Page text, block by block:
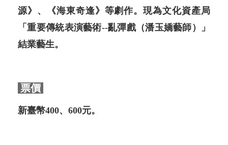
源》、《海東奇逢》等劇作。現為文化資產局
「重要傳統表演藝術--亂彈戲（潘玉嬌藝師）」
結業藝生。
票價
新臺幣400、600元。